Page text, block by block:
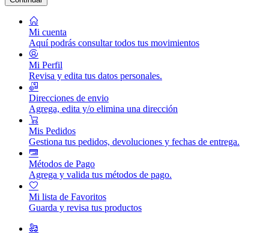
Mi cuenta
Aquí podrás consultar todos tus movimientos
Mi Perfil
Revisa y edita tus datos personales.
Direcciones de envio
Agrega, edita y/o elimina una dirección
Mis Pedidos
Gestiona tus pedidos, devoluciones y fechas de entrega.
Métodos de Pago
Agrega y valida tus métodos de pago.
Mi lista de Favoritos
Guarda y revisa tus productos